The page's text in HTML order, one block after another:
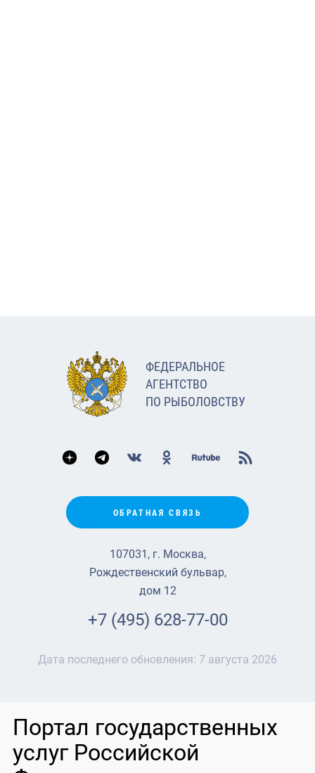
ФЕДЕРАЛЬНОЕ
АГЕНТСТВО
ПО РЫБОЛОВСТВУ
ОБРАТНАЯ СВЯЗЬ
107031, г. Москва,
Рождественский бульвар,
дом 12
+7 (495) 628-77-00
Дата последнего обновления: 7 августа 2026
Портал государственных
услуг Российской